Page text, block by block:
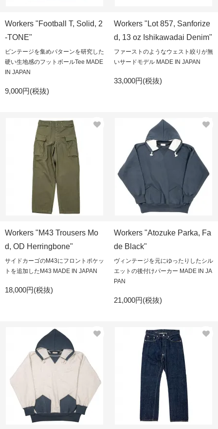
Workers "Football T, Solid, 2
-TONE"
ビンテージを集めパターンを研究した
硬い生地感のフットボールTee MADE
IN JAPAN
9,000円(税抜)
Workers "Lot 857, Sanforize
d, 13 oz Ishikawadai Denim"
ファーストのようなウェスト絞りが無
いサードモデル MADE IN JAPAN
33,000円(税抜)
Workers "M43 Trousers Mo
d, OD Herringbone"
サイドカーゴのM43にフロントポケッ
トを追加したM43 MADE IN JAPAN
18,000円(税抜)
Workers "Atozuke Parka, Fa
de Black"
ヴィンテージを元にゆったりしたシル
エットの後付けパーカー MADE IN JA
PAN
21,000円(税抜)